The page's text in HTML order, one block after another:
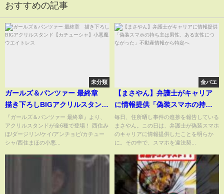
おすすめの記事
未分類
ガールズ＆パンツァー 最終章
描き下ろしBIGアクリルスタンド
【カチューシャ】小悪魔ウエイ
トレス
『ガールズ＆パンツァー 最終章』より、
アクリルスタンドが全6種で登場！ 西住み
ほ/ダージリン/ケイ/アンチョビ/カチュー
シャ/西住まほの小悪...
金バエ
【まさやん】弁護士がキャリア
に情報提供「偽装スマホの持ち
主は男性、ある女性につながっ
た」不動産情報から特定へ
毎日、住所晒し事件の進捗を報告している
まさやん。この日は、弁護士が偽装スマホ
のキャリアに情報提供したことを明らか
に。その中で、スマホを違法契...